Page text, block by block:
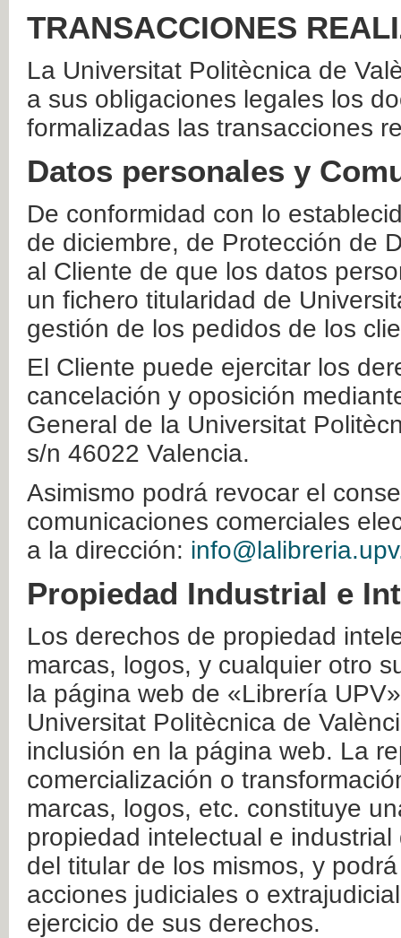
TRANSACCIONES
La Universitat Politècnica de
a sus obligaciones legales los
formalizadas las transacciones
Datos personales y
De conformidad con lo
de diciembre, de Protección de
al Cliente de que los datos
un fichero titularidad de
gestión de los pedidos de los
El Cliente puede ejercitar los
cancelación y oposición
General de la Universitat
s/n 46022 Valencia.
Asimismo podrá revocar el
comunicaciones comerciales
a la dirección:
Propiedad Industrial e
Los derechos de propiedad
marcas, logos, y cualquier otro
la página web de «Librería
Universitat Politècnica de
inclusión en la página web. La
comercialización o
marcas, logos, etc. constituye
propiedad intelectual e
del titular de los mismos, y
acciones judiciales o
ejercicio de sus derechos.